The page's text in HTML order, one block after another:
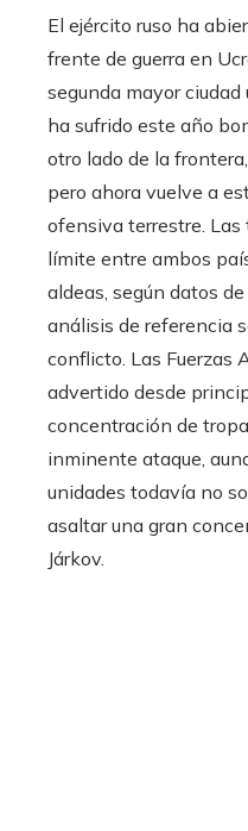
El ejército ruso ha
frente de guerra en
segunda mayor
ha sufrido este año
otro lado de la
pero ahora vuelve a
ofensiva terrestre. Las
límite entre ambos
aldeas, según datos
análisis de referencia
conflicto. Las Fuerzas
advertido desde
concentración de
inminente ataque,
unidades todavía no
asaltar una gran
Járkov.